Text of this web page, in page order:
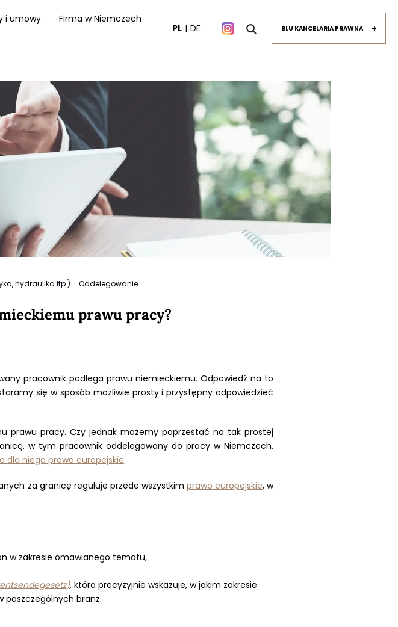
i umowy
Firma w Niemczech
PL DE BLU KANCELARIA PRAWNA
hydraulika itp.) Oddelegowanie
prawu pracy?
pracownik podlega prawu niemieckiemu. Odpowiedź na to
się w sposób możliwie prosty i przystępny odpowiedzieć
prawu pracy. Czy jednak możemy poprzestać na tak prostej
w tym pracownik oddelegowany do pracy w Niemczech,
dla niego prawo europejskie.
za granicę reguluje przede wszystkim prawo europejskie, w
w zakresie omawianego tematu,
, która precyzyjnie wskazuje, w jakim zakresie
poszczególnych branż.